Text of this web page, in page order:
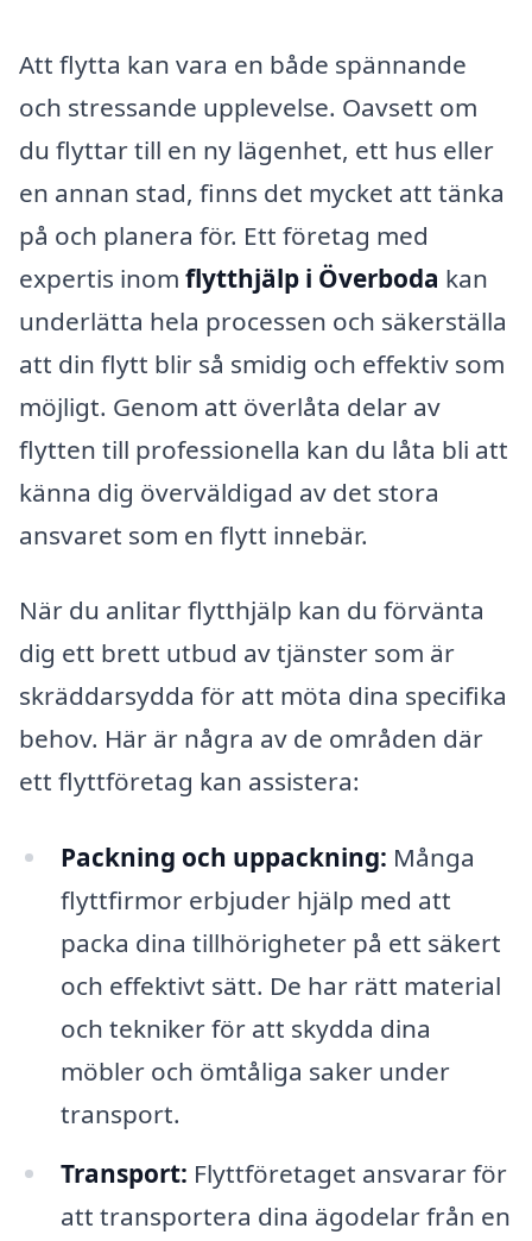
Att flytta kan vara en både spännande
och stressande upplevelse. Oavsett om
du flyttar till en ny lägenhet, ett hus eller
en annan stad, finns det mycket att tänka
på och planera för. Ett företag med
expertis inom flytthjälp i Överboda kan
underlätta hela processen och säkerställa
att din flytt blir så smidig och effektiv som
möjligt. Genom att överlåta delar av
flytten till professionella kan du låta bli att
känna dig överväldigad av det stora
ansvaret som en flytt innebär.
När du anlitar flytthjälp kan du förvänta
dig ett brett utbud av tjänster som är
skräddarsydda för att möta dina specifika
behov. Här är några av de områden där
ett flyttföretag kan assistera:
Packning och uppackning: Många
flyttfirmor erbjuder hjälp med att
packa dina tillhörigheter på ett säkert
och effektivt sätt. De har rätt material
och tekniker för att skydda dina
möbler och ömtåliga saker under
transport.
Transport: Flyttföretaget ansvarar för
att transportera dina ägodelar från en